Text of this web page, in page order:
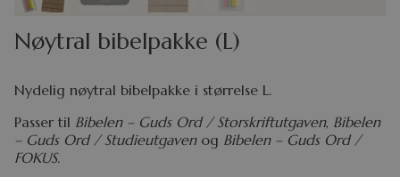
Nøytral bibelpakke (L)
Nydelig nøytral bibelpakke i størrelse L.
Passer til Bibelen – Guds Ord / Storskriftutgaven, Bibelen
– Guds Ord / Studieutgaven og Bibelen – Guds Ord /
FOKUS.